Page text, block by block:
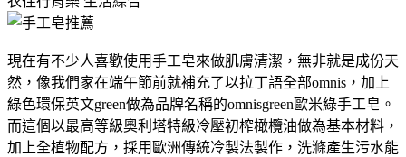
現在有不少人喜歡使用手工皂來做肌膚清潔，無非就是成份天
然，像我們家在端午節前就補充了以拉丁語全部omnis，加上
綠色環保英文green做為品牌名稱的omnisgreen歐米綠手工皂。
而這個以最高等級奧利塔特級冷壓初榨橄欖油做為基本材料，
加上全植物配方，採用歐洲傳統冷製法製作，洗滌產生污水能